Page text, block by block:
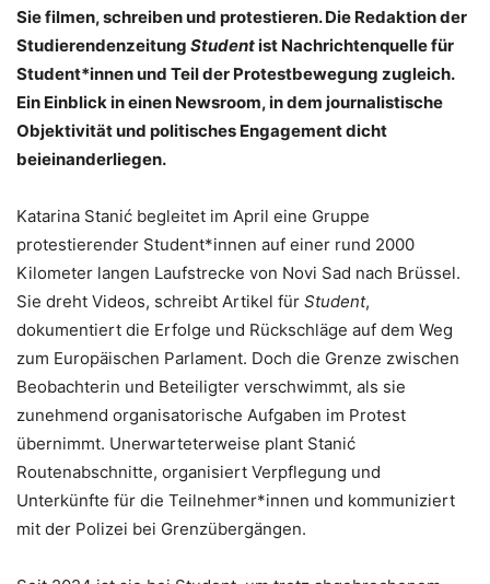
Sie filmen, schreiben und protestieren. Die Redaktion der
Studierendenzeitung Studentist Nachrichtenquelle für
Student*innen und Teil der Protestbewegung zugleich.
Ein Einblick in einen Newsroom, in dem journalistische
Objektivität und politisches Engagement dicht
beieinanderliegen.
Katarina Stanić begleitet im April eine Gruppe
protestierender Student*innen auf einer rund 2000
Kilometer langen Laufstrecke von Novi Sad nach Brüssel.
Sie dreht Videos, schreibt Artikel für Student,
dokumentiert die Erfolge und Rückschläge auf dem Weg
zum Europäischen Parlament. Doch die Grenze zwischen
Beobachterin und Beteiligter verschwimmt, als sie
zunehmend organisatorische Aufgaben im Protest
übernimmt. Unerwarteterweise plant Stanić
Routenabschnitte, organisiert Verpflegung und
Unterkünfte für die Teilnehmer*innen und kommuniziert
mit der Polizei bei Grenzübergängen.